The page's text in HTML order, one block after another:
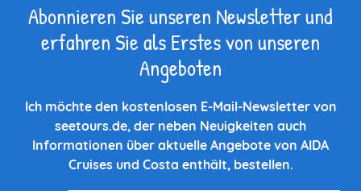
Abonnieren Sie unseren Newsletter und
erfahren Sie als Erstes von unseren
Angeboten
Ich möchte den kostenlosen E-Mail-Newsletter von
seetours.de, der neben Neuigkeiten auch
Informationen über aktuelle Angebote von AIDA
Cruises und Costa enthält, bestellen.